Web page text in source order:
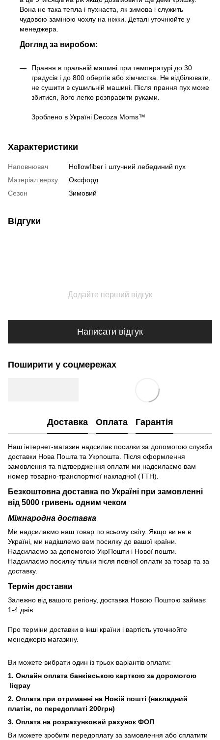
Вона не така тепла і пухнаста, як зимова і служить
чудовою заміною чохлу на ніжки. Деталі уточнюйте у
менеджера.
Догляд за виробом:
Прання в пральній машині при температурі до 30
градусів і до 800 обертів або хімчистка. Не відбілювати,
не сушити в сушильній машині. Після прання пух може
збитися, його легко розправити руками.
Зроблено в Україні Decoza Moms™
Характеристики
Наповнювач
Hollowfiber і штучний лебединий пух
Матеріал верху
Оксфорд
Сезон
Зимовий
Відгуки
Додайте перший відгук
Написати відгук
Поширити у соцмережах
Доставка Оплата Гарантія
Наш інтернет-магазин надсилає посилки за допомогою служби
доставки Нова Пошта та Укрпошта. Після оформлення
замовлення та підтвердження оплати ми надсилаємо вам
номер товарно-транспортної накладної (ТТН).
Безкоштовна доставка по Україні при замовленні
від 5000 гривень одним чеком
Міжнародна доставка
Ми надсилаємо наш товар по всьому світу. Якщо ви не в
Україні, ми надішлемо вам посилку до вашої країни.
Надсилаємо за допомогою УкрПошти і Нової пошти.
Надсилаємо посилку тільки після повної оплати за товар та за
доставку.
Термін доставки
Залежно від вашого регіону, доставка Новою Поштою займає
1-4 днів.
Про терміни доставки в інші країни і вартість уточнюйте
менеджерів магазину.
Ви можете вибрати один із трьох варіантів оплати:
1. Онлайн оплата банківською карткою за доромогою
liqpay
2. Оплата при отриманні на Новій пошті (накладний
платіж, по передоплаті 200грн)
3. Оплата на розрахунковий рахунок ФОП
Ви можете зробити передоплату за замовлення або сплатити